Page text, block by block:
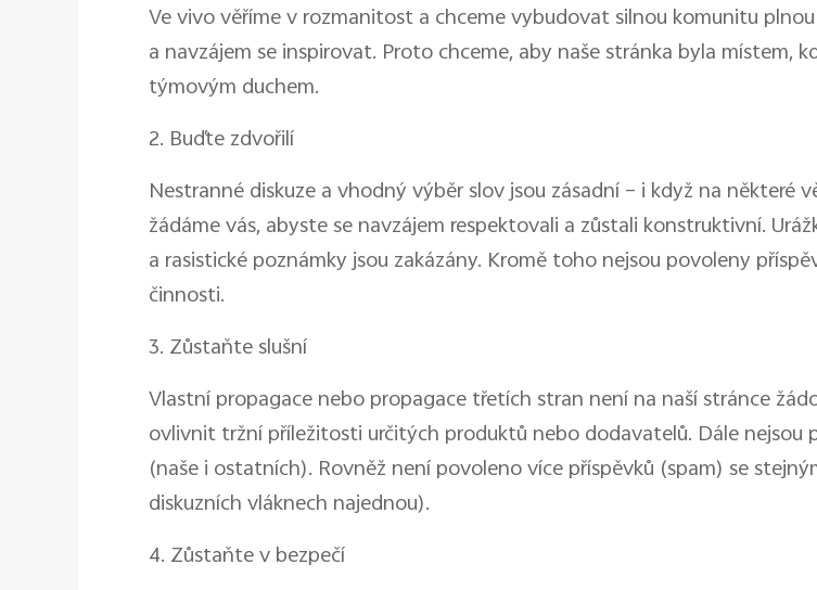
Ve vivo věříme v rozmanitost a chceme vybudovat silnou komunitu
a navzájem se inspirovat. Proto chceme, aby naše stránka byla
týmovým duchem.
2. Buďte zdvořilí
Nestranné diskuze a vhodný výběr slov jsou zásadní – i když na některé
žádáme vás, abyste se navzájem respektovali a zůstali konstruktivní.
a rasistické poznámky jsou zakázány. Kromě toho nejsou povoleny
činnosti.
3. Zůstaňte slušní
Vlastní propagace nebo propagace třetích stran není na naší stránce
ovlivnit tržní příležitosti určitých produktů nebo dodavatelů. Dále nejsou
(naše i ostatních). Rovněž není povoleno více příspěvků (spam) se
diskuzních vláknech najednou).
4. Zůstaňte v bezpečí